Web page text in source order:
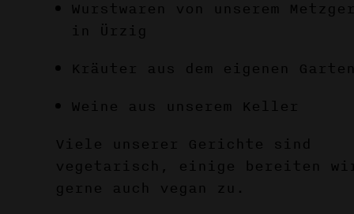
Wurstwaren von unserem
in Ürzig
Kräuter aus dem eigenen
Weine aus unserem Keller
Viele unserer Gerichte sind
vegetarisch, einige bereiten
gerne auch vegan zu.